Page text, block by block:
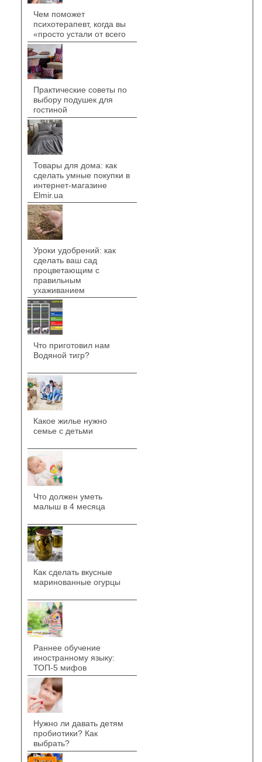
Чем поможет
психотерапевт, когда вы
«просто устали от всего
Практические советы по
выбору подушек для
гостиной
Товары для дома: как
сделать умные покупки в
интернет-магазине
Elmir.ua
Уроки удобрений: как
сделать ваш сад
процветающим с
правильным
ухаживанием
Что приготовил нам
Водяной тигр?
Какое жилье нужно
семье с детьми
Что должен уметь
малыш в 4 месяца
Как сделать вкусные
маринованные огурцы
Раннее обучение
иностранному языку:
ТОП-5 мифов
Нужно ли давать детям
пробиотики? Как
выбрать?